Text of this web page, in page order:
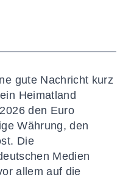
gute Nachricht kurz
Heimatland
den Euro
Währung, den
Die
Medien
allem auf die